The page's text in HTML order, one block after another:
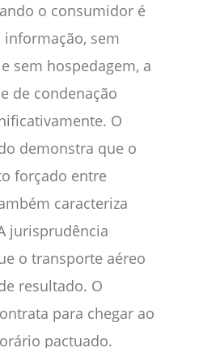
o consumidor é
informação, sem
sem hospedagem, a
de condenação
O
demonstra que o
forçado entre
caracteriza
jurisprudência
o transporte aéreo
resultado. O
para chegar ao
pactuado.